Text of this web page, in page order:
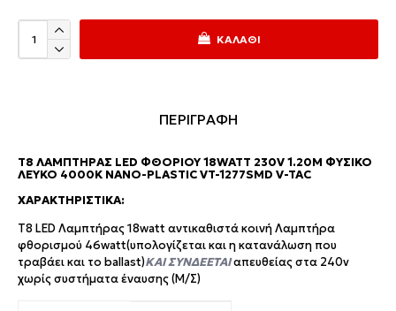
ΚΑΛΆΘΙ
ΠΕΡΙΓΡΑΦΗ
T8 ΛΑΜΠΤΉΡΑΣ LED ΦΘΟΡΊΟΥ 18WATT 230V 1.20M ΦΥΣΙΚΌ
ΛΕΥΚΌ 4000K NANO-PLASTIC VT-1277SMD V-TAC
ΧΑΡΑΚΤΗΡΙΣΤΙΚΆ:
T8 LED Λαμπτήρας 18watt αντικαθιστά κοινή Λαμπτήρα
φθορισμού 46watt(υπολογίζεται και η κατανάλωση που
τραβάει και το ballast)ΚΑΙ ΣΥΝΔΕΕΤΑΙαπευθείας στα 240v
χωρίς συστήματα έναυσης (Μ/Σ)